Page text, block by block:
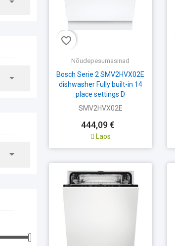


favorite_border
Nõudepesumasinad
Bosch Serie 2 SMV2HVX02E
dishwasher Fully built-in 14
place settings D
SMV2HVX02E
444,09 €
Laos